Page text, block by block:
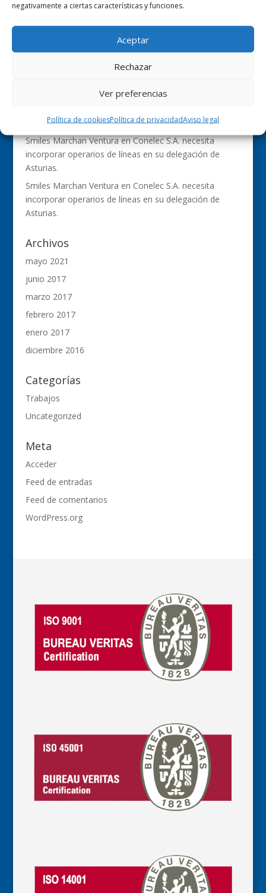
negativamente a ciertas características y funciones.
Aceptar
Rechazar
Ver preferencias
Política de cookiesPolítica de privacidadAviso legal
Comentarios recientes
Conelec S.A. necesita incorporar operarios
de líneas en su delegación de Asturias.
de líneas en su delegación de Asturias.
Smiles Marchan VenturaenConelec S.A. necesita
incorporar operarios de líneas en su delegación de
Asturias.
Smiles Marchan Ventura en Conelec S.A. necesita
incorporar operarios de líneas en su delegación de
Asturias.
Archivos
mayo 2021
junio 2017
marzo 2017
febrero 2017
enero 2017
diciembre 2016
Categorías
Trabajos
Uncategorized
Meta
Acceder
Feed de entradas
Feed de comentarios
WordPress.org